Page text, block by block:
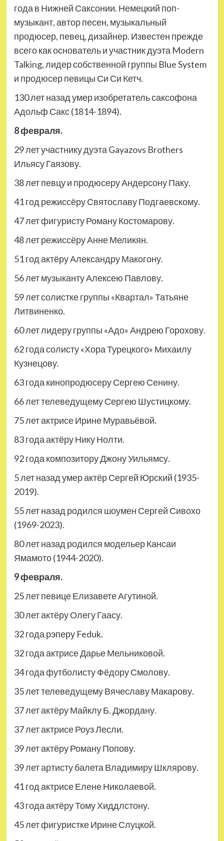
года в Нижней Саксонии. Немецкий поп-
музыкант, автор песен, музыкальный
продюсер, певец, дизайнер. Известен прежде
всего как основатель и участник дуэта Modern
Talking, лидер собственной группы Blue System
и продюсер певицы Си Си Кетч.
130 лет назад умер изобретатель саксофона
Адольф Сакс (1814-1894).
8 февраля.
29 лет участнику дуэта Gayazovs Brothers
Ильясу Гаязову.
38 лет певцу и продюсеру Андерсону Паку.
41 год режиссёру Святославу Подгаевскому.
47 лет фигуристу Роману Костомарову.
48 лет режиссёру Анне Меликян.
51 год актёру Александру Макогону.
56 лет музыканту Алексею Павлову.
59 лет солистке группы «Квартал» Татьяне
Литвиненко.
60 лет лидеру группы «Адо» Андрею Горохову.
62 года солисту «Хора Турецкого» Михаилу
Кузнецову.
63 года кинопродюсеру Сергею Сенину.
66 лет телеведущему Сергею Шустицкому.
75 лет актрисе Ирине Муравьёвой.
83 года актёру Нику Нолти.
92 года композитору Джону Уильямсу.
5 лет назад умер актёр Сергей Юрский (1935-
2019).
55 лет назад родился шоумен Сергей Сивохо
(1969-2023).
80 лет назад родился модельер Кансаи
Ямамото (1944-2020).
9 февраля.
25 лет певице Елизавете Агутиной.
30 лет актёру Олегу Гаасу.
32 года рэперу Feduk.
32 года актрисе Дарье Мельниковой.
34 года футболисту Фёдору Смолову.
35 лет телеведущему Вячеславу Макарову.
37 лет актёру Майклу Б. Джордану.
37 лет актрисе Роуз Лесли.
39 лет актёру Роману Попову.
39 лет артисту балета Владимиру Шклярову.
41 год актрисе Елене Николаевой.
43 года актёру Тому Хиддлстону.
45 лет фигуристке Ирине Слуцкой.